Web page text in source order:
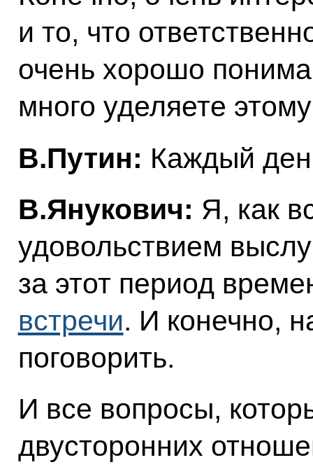
и то, что
очень хорошо
много уделяете
В.Путин: Каждый
В.Янукович: Я, как
удовольствием
за этот период
встречи. И конечно,
поговорить.
И все вопросы,
двусторонних